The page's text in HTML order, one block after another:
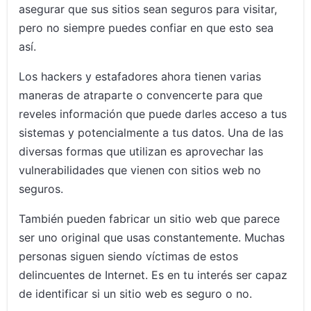
asegurar que sus sitios sean seguros para visitar,
pero no siempre puedes confiar en que esto sea
así.
Los hackers y estafadores ahora tienen varias
maneras de atraparte o convencerte para que
reveles información que puede darles acceso a tus
sistemas y potencialmente a tus datos. Una de las
diversas formas que utilizan es aprovechar las
vulnerabilidades que vienen con sitios web no
seguros.
También pueden fabricar un sitio web que parece
ser uno original que usas constantemente. Muchas
personas siguen siendo víctimas de estos
delincuentes de Internet. Es en tu interés ser capaz
de identificar si un sitio web es seguro o no.